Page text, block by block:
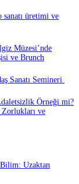
sanatı üretimi ve
Müzesi’nde
ve Brunch
Sanatı Semineri
Örneği mi?
Zorlukları ve
Bilim: Uzaktan